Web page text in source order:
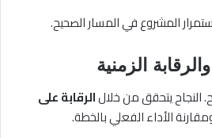
المشروع في المسار الصحيح.
النجاح يتحقق من خلالالرقابة على
الأداء الفعلي بالخطة.